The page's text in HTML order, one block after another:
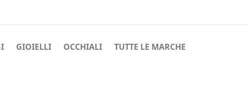
GIOIELLI OCCHIALI TUTTE LE MARCHE